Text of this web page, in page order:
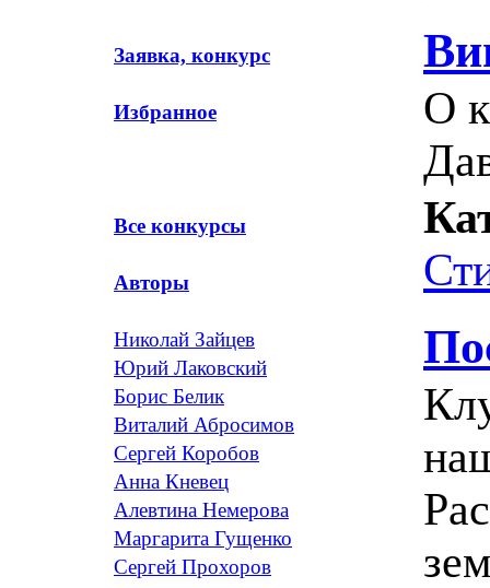
Заявка, конкурс
Избранное
Все конкурсы
Авторы
Николай Зайцев
Юрий Лаковский
Борис Белик
Виталий Абросимов
Сергей Коробов
Анна Кневец
Алевтина Немерова
Маргарита Гущенко
Сергей Прохоров
О